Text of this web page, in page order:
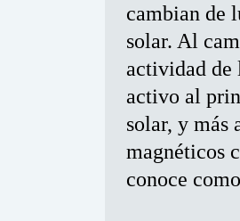
cambian de
solar. Al
actividad de
activo al
solar, y más
magnéticos
conoce